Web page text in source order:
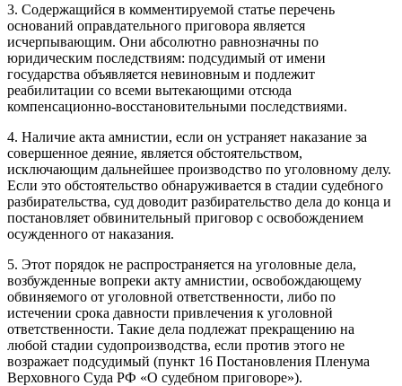
3. Содержащийся в комментируемой статье перечень
оснований оправдательного приговора является
исчерпывающим. Они абсолютно равнозначны по
юридическим последствиям: подсудимый от имени
государства объявляется невиновным и подлежит
реабилитации со всеми вытекающими отсюда
компенсационно-восстановительными последствиями.
4. Наличие акта амнистии, если он устраняет наказание за
совершенное деяние, является обстоятельством,
исключающим дальнейшее производство по уголовному делу.
Если это обстоятельство обнаруживается в стадии судебного
разбирательства, суд доводит разбирательство дела до конца и
постановляет обвинительный приговор с освобождением
осужденного от наказания.
5. Этот порядок не распространяется на уголовные дела,
возбужденные вопреки акту амнистии, освобождающему
обвиняемого от уголовной ответственности, либо по
истечении срока давности привлечения к уголовной
ответственности. Такие дела подлежат прекращению на
любой стадии судопроизводства, если против этого не
возражает подсудимый (пункт 16 Постановления Пленума
Верховного Суда РФ «О судебном приговоре»).